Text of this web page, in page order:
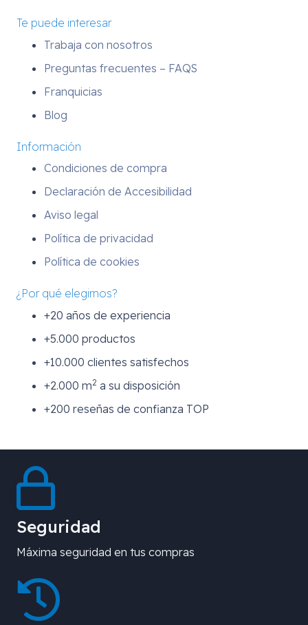
Te puede interesar
Trabaja con nosotros
Preguntas frecuentes – FAQS
Franquicias
Blog
Información
Condiciones de compra
Declaración de Accesibilidad
Aviso legal
Política de privacidad
Política de cookies
¿Por qué elegirnos?
+20 años de experiencia
+5.000 productos
+10.000 clientes satisfechos
+2.000 m2 a su disposición
+200 reseñas de confianza TOP
Seguridad
Máxima seguridad en tus compras